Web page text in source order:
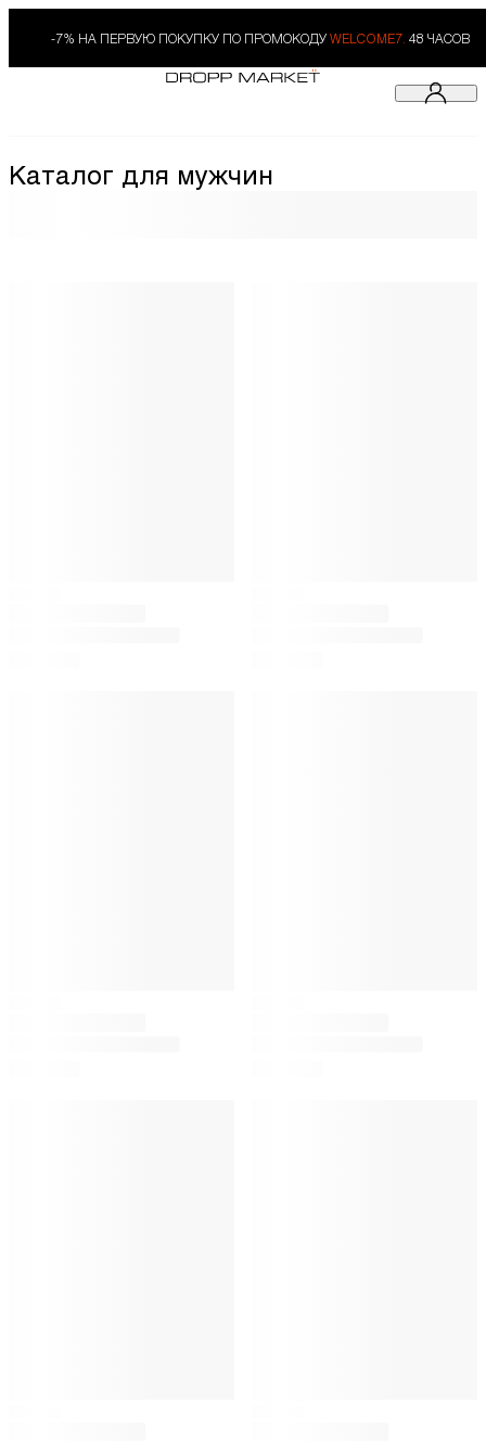
-7% НА ПЕРВУЮ ПОКУПКУ ПО ПРОМОКОДУ WELCOME7. 48 ЧАСОВ
Каталог для мужчин